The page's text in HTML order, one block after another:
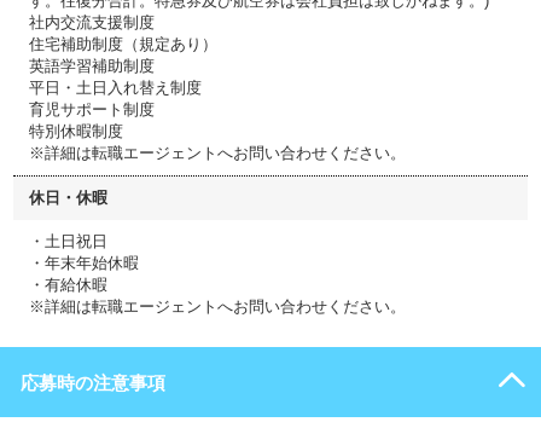
社内交流支援制度
住宅補助制度（規定あり）
英語学習補助制度
平日・土日入れ替え制度
育児サポート制度
特別休暇制度
※詳細は転職エージェントへお問い合わせください。
休日・休暇
・土日祝日
・年末年始休暇
・有給休暇
※詳細は転職エージェントへお問い合わせください。
応募時の注意事項